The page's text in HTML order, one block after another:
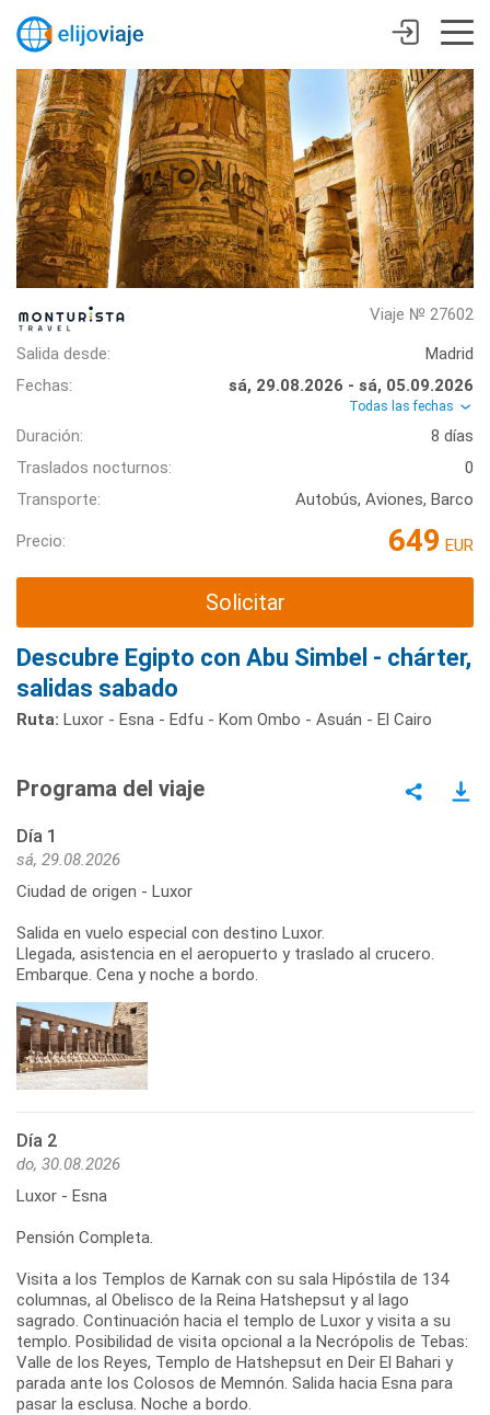
Viaje № 27602
Salida desde:
Madrid
Fechas:
sá, 29.08.2026 - sá, 05.09.2026
Todas las fechas
Duración:
8 días
Traslados nocturnos:
0
Transporte:
Autobús, Aviones, Barco
Precio: 649 EUR
Solicitar
Descubre Egipto con Abu Simbel - chárter,
salidas sabado
Ruta: Luxor - Esna - Edfu - Kom Ombo - Asuán - El Cairo
Programa del viaje
Día 1
sá, 29.08.2026
Ciudad de origen - Luxor
Salida en vuelo especial con destino Luxor.
Llegada, asistencia en el aeropuerto y traslado al crucero.
Embarque. Cena y noche a bordo.
Día 2
do, 30.08.2026
Luxor - Esna
Pensión Completa.
Visita a los Templos de Karnak con su sala Hipóstila de 134
columnas, al Obelisco de la Reina Hatshepsut y al lago
sagrado. Continuación hacia el templo de Luxor y visita a su
templo. Posibilidad de visita opcional a la Necrópolis de Tebas:
Valle de los Reyes, Templo de Hatshepsut en Deir El Bahari y
parada ante los Colosos de Memnón. Salida hacia Esna para
pasar la esclusa. Noche a bordo.